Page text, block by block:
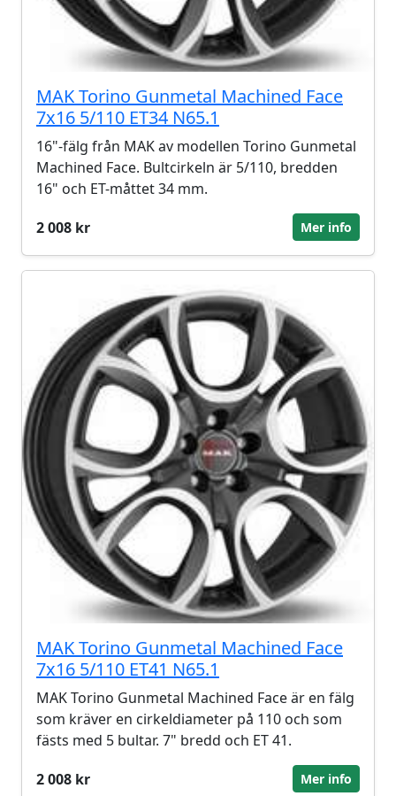
MAK Torino Gunmetal Machined Face
7x16 5/110 ET34 N65.1
16"-fälg från MAK av modellen Torino Gunmetal
Machined Face. Bultcirkeln är 5/110, bredden
16" och ET-måttet 34 mm.
2 008 kr
Mer info
MAK Torino Gunmetal Machined Face
7x16 5/110 ET41 N65.1
MAK Torino Gunmetal Machined Face är en fälg
som kräver en cirkeldiameter på 110 och som
fästs med 5 bultar. 7" bredd och ET 41.
2 008 kr
Mer info